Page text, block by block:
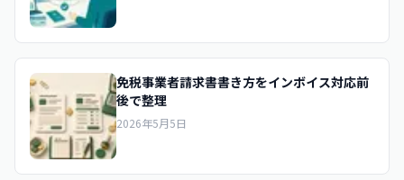
免税事業者請求書書き方をインボイス対応前
後で整理
2026年5月5日